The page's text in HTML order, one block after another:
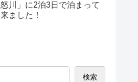
怒川」に2泊3日で泊まって
来ました！
検索